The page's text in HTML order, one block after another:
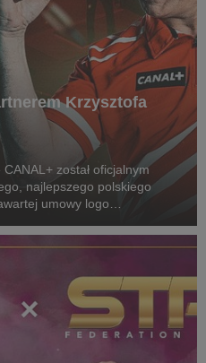
Krzysztofa
został oficjalnym
najlepszego polskiego
umowy logo
podczas